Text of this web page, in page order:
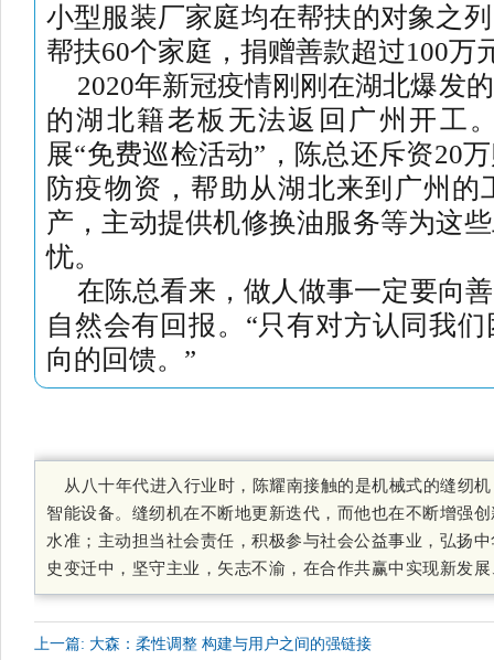
小型服装厂家庭均在帮扶的对象之
帮扶60个家庭，捐赠善款超过100万
2020年新冠疫情刚刚在湖北爆发
的湖北籍老板无法返回广州开工
展“免费巡检活动”，陈总还斥资20
防疫物资，帮助从湖北来到广州的
产，主动提供机修换油服务等为这
忧。
在陈总看来，做人做事一定要向
自然会有回报。“只有对方认同我
向的回馈。”
从八十年代进入行业时，陈耀南接触的是机械式的缝纫
智能设备。缝纫机在不断地更新迭代，而他也在不断增强
水准；主动担当社会责任，积极参与社会公益事业，弘扬
史变迁中，坚守主业，矢志不渝，在合作共赢中实现新发
上一篇: 大森：柔性调整 构建与用户之间的强链接